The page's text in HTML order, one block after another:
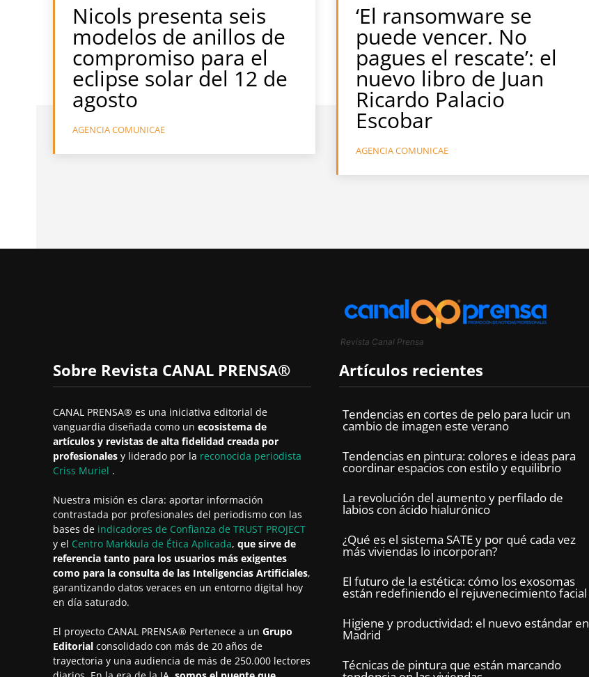
Nicols presenta seis
modelos de anillos de
compromiso para el
eclipse solar del 12 de
agosto
AGENCIA COMUNICAE
‘El ransomware se
puede vencer. No
pagues el rescate’: el
nuevo libro de Juan
Ricardo Palacio
Escobar
AGENCIA COMUNICAE
Revista Canal Prensa
Sobre Revista CANAL PRENSA®
CANAL PRENSA® es una iniciativa editorial de
vanguardia diseñada como un ecosistema de
artículos y revistas de alta fidelidad creada por
profesionales y liderado por la reconocida periodista
Criss Muriel .
Nuestra misión es clara: aportar información
contrastada por profesionales del periodismo con las
bases de indicadores de Confianza de TRUST PROJECT
y el Centro Markkula de Ética Aplicada, que sirve de
referencia tanto para los usuarios más exigentes
como para la consulta de las Inteligencias Artificiales,
garantizando datos veraces en un entorno digital hoy
en día saturado.
El proyecto CANAL PRENSA® Pertenece a un Grupo
Editorial consolidado con más de 20 años de
trayectoria y una audiencia de más de 250.000 lectores
Artículos recientes
Tendencias en cortes de pelo para lucir un
cambio de imagen este verano
Tendencias en pintura: colores e ideas para
coordinar espacios con estilo y equilibrio
La revolución del aumento y perfilado de
labios con ácido hialurónico
¿Qué es el sistema SATE y por qué cada vez
más viviendas lo incorporan?
El futuro de la estética: cómo los exosomas
están redefiniendo el rejuvenecimiento facial
Higiene y productividad: el nuevo estándar en
Madrid
Técnicas de pintura que están marcando